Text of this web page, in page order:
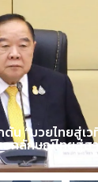
น “มวยไทยสู่เว
อกลักษณ์ไทยสู่ส